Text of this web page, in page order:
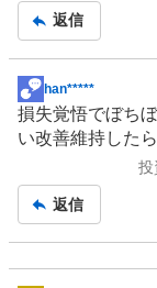
返信
掲
示
板
han*****
損失覚悟でぼち
い改善維持した
投
返信